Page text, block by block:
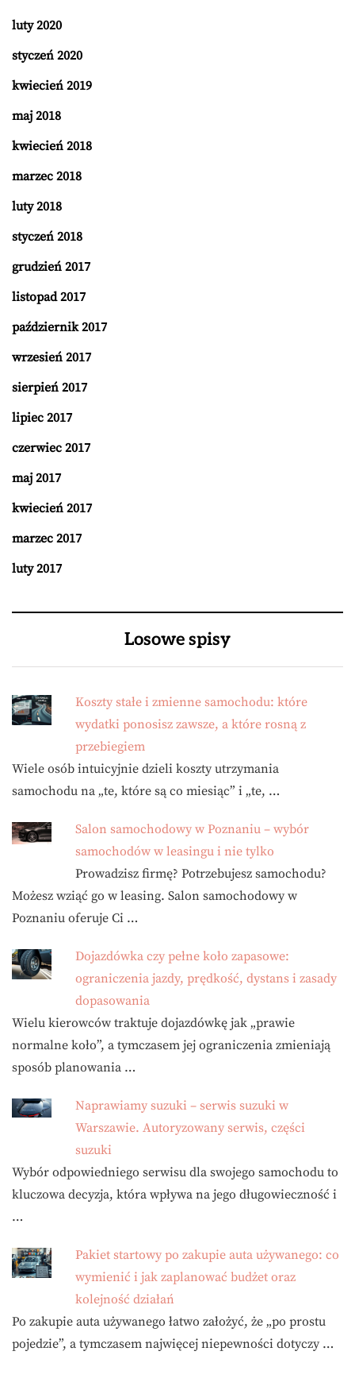
luty 2020
styczeń 2020
kwiecień 2019
maj 2018
kwiecień 2018
marzec 2018
luty 2018
styczeń 2018
grudzień 2017
listopad 2017
październik 2017
wrzesień 2017
sierpień 2017
lipiec 2017
czerwiec 2017
maj 2017
kwiecień 2017
marzec 2017
luty 2017
Losowe spisy
Koszty stałe i zmienne samochodu: które
wydatki ponosisz zawsze, a które rosną z
przebiegiem
Wiele osób intuicyjnie dzieli koszty utrzymania
samochodu na „te, które są co miesiąc” i „te, …
Salon samochodowy w Poznaniu – wybór
samochodów w leasingu i nie tylko
Prowadzisz firmę? Potrzebujesz samochodu?
Możesz wziąć go w leasing. Salon samochodowy w
Poznaniu oferuje Ci …
Dojazdówka czy pełne koło zapasowe:
ograniczenia jazdy, prędkość, dystans i zasady
dopasowania
Wielu kierowców traktuje dojazdówkę jak „prawie
normalne koło”, a tymczasem jej ograniczenia zmieniają
sposób planowania …
Naprawiamy suzuki – serwis suzuki w
Warszawie. Autoryzowany serwis, części
suzuki
Wybór odpowiedniego serwisu dla swojego samochodu to
kluczowa decyzja, która wpływa na jego długowieczność i
…
Pakiet startowy po zakupie auta używanego: co
wymienić i jak zaplanować budżet oraz
kolejność działań
Po zakupie auta używanego łatwo założyć, że „po prostu
pojedzie”, a tymczasem najwięcej niepewności dotyczy …